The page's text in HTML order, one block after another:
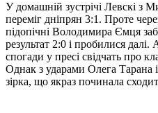
У домашній зустрічі Левскі з
переміг дніпрян 3:1. Проте
підопічні Володимира Ємця
результат 2:0 і пробилися далі.
спогади у пресі свідчать про
Однак з ударами Олега Тарана
зірка, що якраз починала